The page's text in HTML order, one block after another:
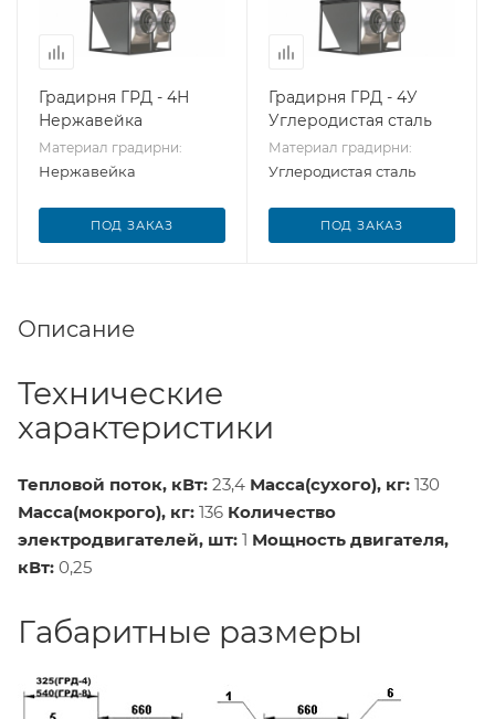
Градирня ГРД - 4Н
Нержавейка
Материал градирни:
Нержавейка
ПОД ЗАКАЗ
Градирня ГРД - 4У
Углеродистая сталь
Материал градирни:
Углеродистая сталь
ПОД ЗАКАЗ
Описание
Технические
характеристики
Тепловой поток, кВт: 23,4 Масса(сухого), кг: 130
Масса(мокрого), кг: 136 Количество
электродвигателей, шт: 1 Мощность двигателя,
кВт: 0,25
Габаритные размеры